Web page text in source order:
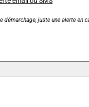
démarchage, juste une alerte en